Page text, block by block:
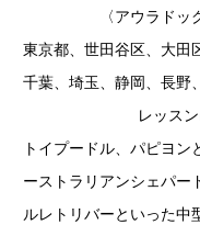
〈アウラドッ
東京都、世田谷区、大田
千葉、埼玉、静岡、長野
レッス
トイプードル、パピヨ
ーストラリアンシェパー
ルレトリバーといった中